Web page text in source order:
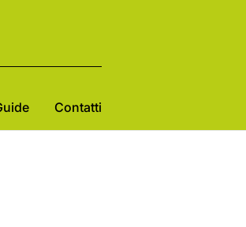
Contatti